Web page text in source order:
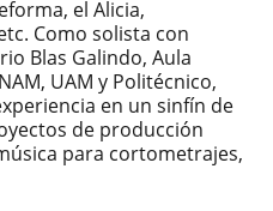
el Alicia,
Como solista con
Blas Galindo, Aula
UAM y Politécnico,
en un sinfín de
de producción
para cortometrajes,